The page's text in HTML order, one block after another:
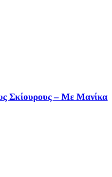
Σκίουρους – Με Μανίκα